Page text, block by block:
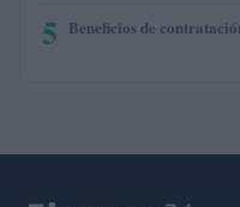
5 Beneficios de